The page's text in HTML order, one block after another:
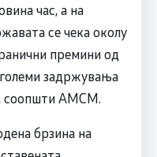
час, а на
се чека околу
премини од
задржувања
соопшти АМСМ.
брзина на